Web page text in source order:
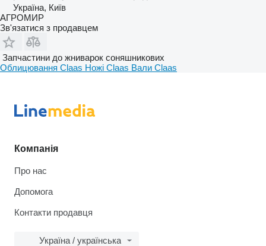
Україна, Київ
АГРОМИР
Зв'язатися з продавцем
Запчастини до жниварок соняшникових
Облицювання Claas Ножі Claas Вали Claas
Компанія
Про нас
Допомога
Контакти продавця
Україна / українська